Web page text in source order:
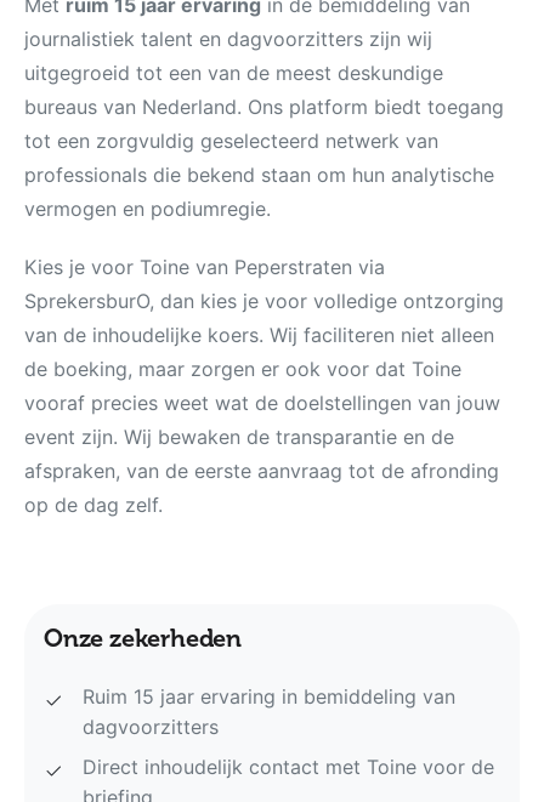
journalistiek talent en dagvoorzitters zijn wij
uitgegroeid tot een van de meest deskundige
bureaus van Nederland. Ons platform biedt toegang
tot een zorgvuldig geselecteerd netwerk van
professionals die bekend staan om hun analytische
vermogen en podiumregie.
Kies je voor Toine van Peperstraten via
SprekersburO, dan kies je voor volledige ontzorging
van de inhoudelijke koers. Wij faciliteren niet alleen
de boeking, maar zorgen er ook voor dat Toine
vooraf precies weet wat de doelstellingen van jouw
event zijn. Wij bewaken de transparantie en de
afspraken, van de eerste aanvraag tot de afronding
op de dag zelf.
Onze zekerheden
Ruim 15 jaar ervaring in bemiddeling van
dagvoorzitters
Direct inhoudelijk contact met Toine voor de
briefing